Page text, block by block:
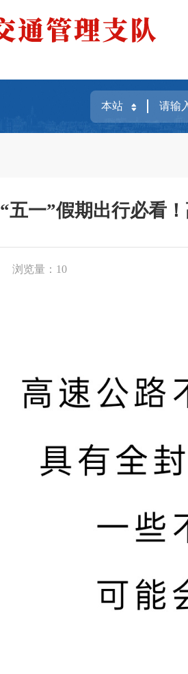
“五一”假期出行必看
浏览量： 10